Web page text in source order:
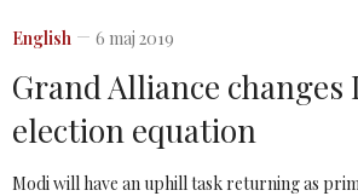
English 6 maj 2019
Grand Alliance changes
election equation
Modi will have an uphill task returning as